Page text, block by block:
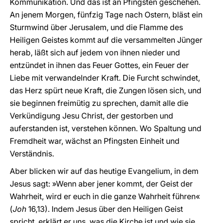
Kommunikation. Und das ist an Pfingsten geschehen.
An jenem Morgen, fünfzig Tage nach Ostern, bläst ein
Sturmwind über Jerusalem, und die Flamme des
Heiligen Geistes kommt auf die versammelten Jünger
herab, läßt sich auf jedem von ihnen nieder und
entzündet in ihnen das Feuer Gottes, ein Feuer der
Liebe mit verwandelnder Kraft. Die Furcht schwindet,
das Herz spürt neue Kraft, die Zungen lösen sich, und
sie beginnen freimütig zu sprechen, damit alle die
Verkündigung Jesu Christ, der gestorben und
auferstanden ist, verstehen können. Wo Spaltung und
Fremdheit war, wächst an Pfingsten Einheit und
Verständnis.
Aber blicken wir auf das heutige Evangelium, in dem
Jesus sagt: »Wenn aber jener kommt, der Geist der
Wahrheit, wird er euch in die ganze Wahrheit führen«
(Joh 16,13). Indem Jesus über den Heiligen Geist